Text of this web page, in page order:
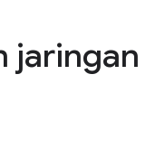
jaringan